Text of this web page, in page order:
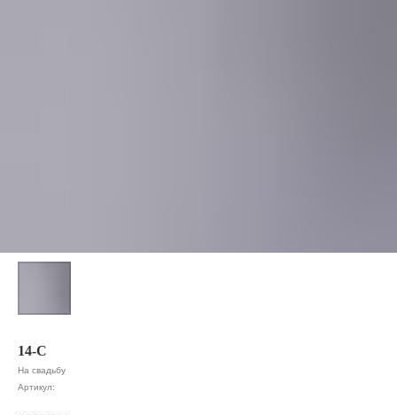
14-С
На свадьбу
Артикул: